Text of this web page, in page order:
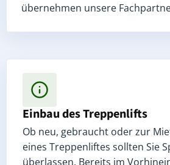
übernehmen unsere
Einbau des Treppenlifts
Ob neu, gebraucht oder zur
eines Treppenliftes sollten Sie
überlassen. Bereits im